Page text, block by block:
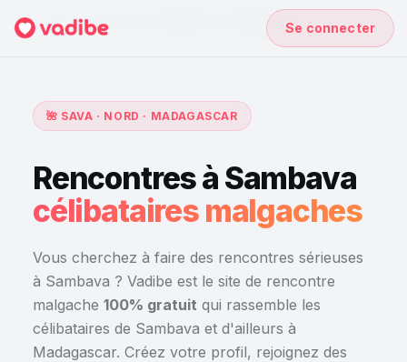
Se connecter
Accueil›Rencontres à Madagascar Sambava
🌺 SAVA · NORD · MADAGASCAR
Rencontres à Sambava
célibataires malgaches
Vous cherchez à faire des rencontres sérieuses
à Sambava ? Vadibe est le site de rencontre
malgache 100% gratuit qui rassemble les
célibataires de Sambava et d'ailleurs à
Madagascar. Créez votre profil, rejoignez des